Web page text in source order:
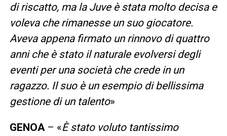
di riscatto, ma la Juve è stata molto decisa e
voleva che rimanesse un suo giocatore.
Aveva appena firmato un rinnovo di quattro
anni che è stato il naturale evolversi degli
eventi per una società che crede in un
ragazzo. Il suo è un esempio di bellissima
gestione di un talento»
GENOA– «È stato voluto tantissimo